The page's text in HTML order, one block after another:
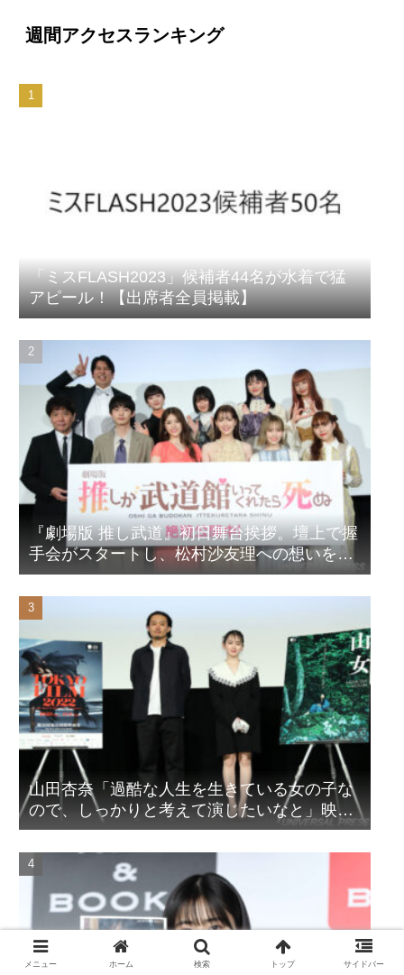
週間アクセスランキング
「ミスFLASH2023」候補者44名が水着で猛
アピール！【出席者全員掲載】
『劇場版 推し武道』初日舞台挨拶。壇上で握
手会がスタートし、松村沙友理への想いをア
ピール！？
山田杏奈「過酷な人生を生きている女の子な
ので、しっかりと考えて演じたいなと」映画
『山女』東京国際映画祭Q&A
メニュー ホーム 検索 トップ サイドバー